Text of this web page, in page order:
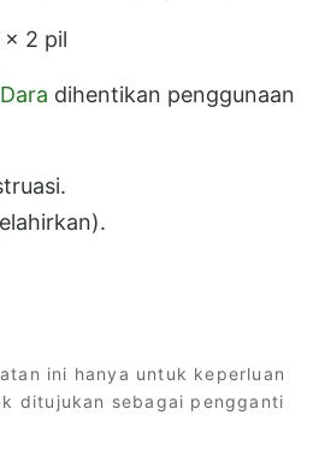
x 2 pil
dihentikan penggunaan
ini hanya untuk keperluan
ditujukan sebagai pengganti